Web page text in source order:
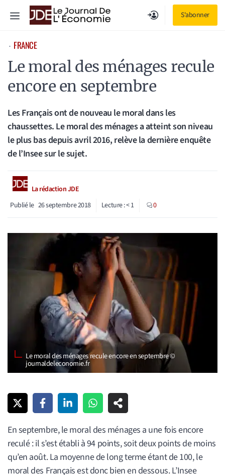
S'abonner
Menu
⋅ FRANCE
Le moral des ménages recule
encore en septembre
Les Français ont de nouveau le moral dans les
chaussettes. Le moral des ménages a atteint son niveau
le plus bas depuis avril 2016, relève la dernière enquête
de l’Insee sur le sujet.
La rédaction JDE
Publié le 26 septembre 2018 Lecture :< 1 0
Le moral des ménages recule encore en septembre ©
journaldeleconomie.fr
En septembre, le moral des ménages a une fois encore
reculé : il s’est établi à 94 points, soit deux points de moins
qu’en août. La moyenne de long terme étant de 100, le
moral des Français est donc bien en dessous. L’Insee